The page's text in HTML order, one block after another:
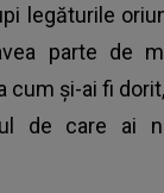
legăturile
parte de
cum și-ai fi
de care ai